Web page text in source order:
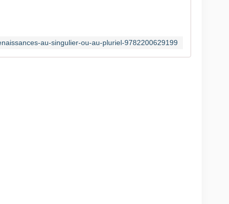
au-singulier-ou-au-pluriel-9782200629199